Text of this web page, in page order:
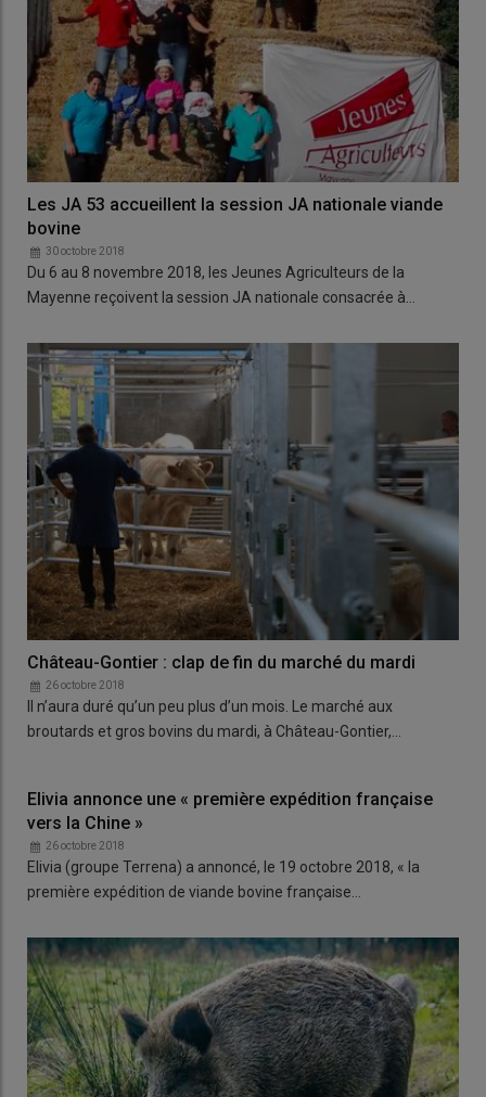
Les JA 53 accueillent la session JA nationale viande
bovine
30 octobre 2018
Du 6 au 8 novembre 2018, les Jeunes Agriculteurs de la
Mayenne reçoivent la session JA nationale consacrée à…
Château-Gontier : clap de fin du marché du mardi
26 octobre 2018
Il n’aura duré qu’un peu plus d’un mois. Le marché aux
broutards et gros bovins du mardi, à Château-Gontier,…
Elivia annonce une « première expédition française
vers la Chine »
26 octobre 2018
Elivia (groupe Terrena) a annoncé, le 19 octobre 2018, « la
première expédition de viande bovine française…